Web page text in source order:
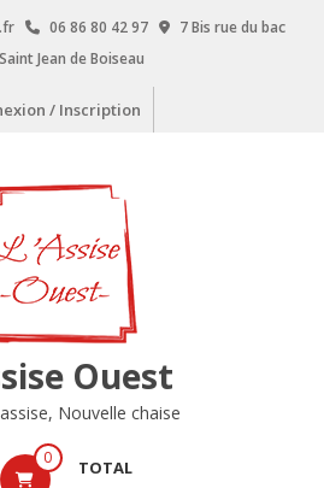
06 86 80 42 97
7 Bis rue du bac
Jean de Boiseau
/ Inscription
Ouest
Nouvelle chaise
0 TOTAL